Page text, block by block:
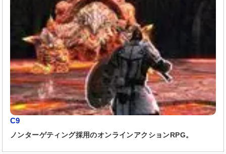
C9
ノンターゲティング採用のオンラインアクションRPG。